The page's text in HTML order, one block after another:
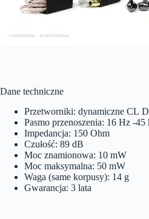
Dane techniczne
Przetworniki: dynamiczne CL
Pasmo przenoszenia: 16 Hz -45
Impedancja: 150 Ohm
Czułość: 89 dB
Moc znamionowa: 10 mW
Moc maksymalna: 50 mW
Waga (same korpusy): 14 g
Gwarancja: 3 lata